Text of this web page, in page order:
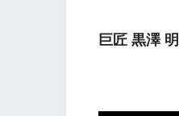
巨匠 黒澤